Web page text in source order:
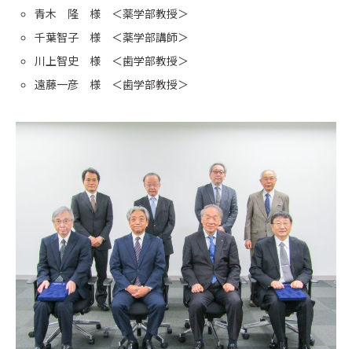
青木 隆 様 ＜薬学部教授＞
千葉智子 様 ＜薬学部講師＞
川上智史 様 ＜歯学部教授＞
遠藤一彦 様 ＜歯学部教授＞